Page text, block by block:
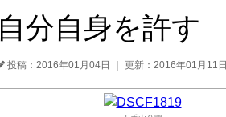
自分自身を許す
投稿：2016年01月04日 更新：2016年01月11日